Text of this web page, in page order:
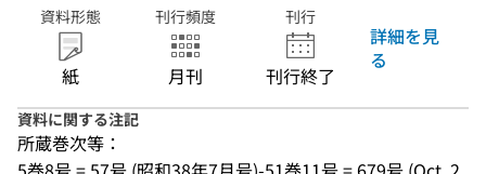
資料形態
紙
刊行頻度
月刊
刊行
刊行終了
詳細を見
る
資料に関する注記
所蔵巻次等：